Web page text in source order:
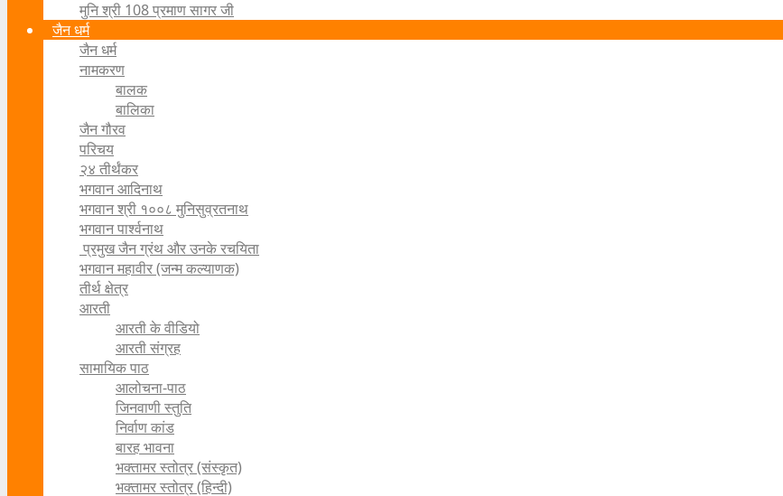
मुनि श्री 108 प्रमाण सागर जी
जैन धर्म
जैन धर्म
नामकरण
बालक
बालिका
जैन गौरव
परिचय
२४ तीर्थंकर
भगवान आदिनाथ
भगवान श्री १००८ मुनिसुव्रतनाथ
भगवान पार्श्वनाथ
प्रमुख जैन ग्रंथ और उनके रचयिता
भगवान महावीर (जन्म कल्याणक)
तीर्थ क्षेत्र
आरती
आरती के वीडियो
आरती संग्रह
सामायिक पाठ
आलोचना-पाठ
जिनवाणी स्तुति
निर्वाण कांड
बारह भावना
भक्तामर स्तोत्र (संस्कृत)
भक्तामर स्तोत्र (हिन्दी)